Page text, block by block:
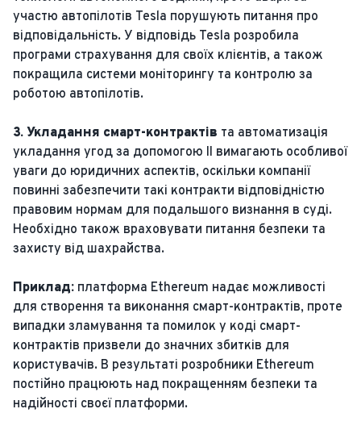
участю автопілотів Tesla порушують питання про
відповідальність. У відповідь Tesla розробила
програми страхування для своїх клієнтів, а також
покращила системи моніторингу та контролю за
роботою автопілотів.
3. Укладання смарт-контрактів та автоматизація
укладання угод за допомогою ІІ вимагають особливої
​​уваги до юридичних аспектів, оскільки компанії
повинні забезпечити такі контракти відповідністю
правовим нормам для подальшого визнання в суді.
Необхідно також враховувати питання безпеки та
захисту від шахрайства.
Приклад: платформа Ethereum надає можливості
для створення та виконання смарт-контрактів, проте
випадки зламування та помилок у коді смарт-
контрактів призвели до значних збитків для
користувачів. В результаті розробники Ethereum
постійно працюють над покращенням безпеки та
надійності своєї платформи.